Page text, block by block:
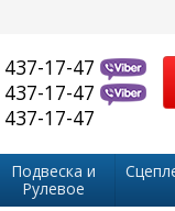
437-17-47
437-17-47
437-17-47
Подвеска и
Рулевое